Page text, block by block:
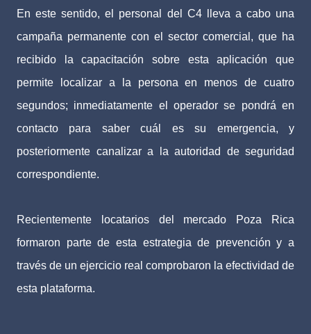
En este sentido, el personal del C4 lleva a cabo una
campaña permanente con el sector comercial, que ha
recibido la capacitación sobre esta aplicación que
permite localizar a la persona en menos de cuatro
segundos; inmediatamente el operador se pondrá en
contacto para saber cuál es su emergencia, y
posteriormente canalizar a la autoridad de seguridad
correspondiente.
Recientemente locatarios del mercado Poza Rica
formaron parte de esta estrategia de prevención y a
través de un ejercicio real comprobaron la efectividad de
esta plataforma.